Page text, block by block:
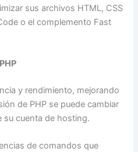
sus archivos HTML, CSS
o el complemento Fast
y rendimiento, mejorando
de PHP se puede cambiar
su cuenta de hosting.
de comandos que